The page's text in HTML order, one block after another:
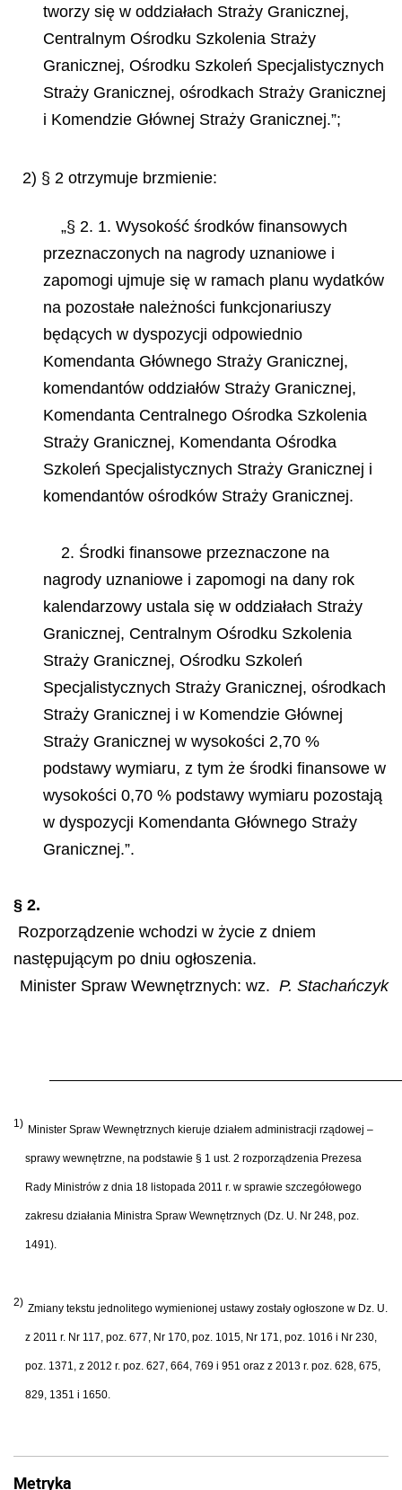
tworzy się w oddziałach Straży Granicznej,
Centralnym Ośrodku Szkolenia Straży
Granicznej, Ośrodku Szkoleń Specjalistycznych
Straży Granicznej, ośrodkach Straży Granicznej
i Komendzie Głównej Straży Granicznej.”;
2) § 2 otrzymuje brzmienie:
„§ 2. 1. Wysokość środków finansowych
przeznaczonych na nagrody uznaniowe i
zapomogi ujmuje się w ramach planu wydatków
na pozostałe należności funkcjonariuszy
będących w dyspozycji odpowiednio
Komendanta Głównego Straży Granicznej,
komendantów oddziałów Straży Granicznej,
Komendanta Centralnego Ośrodka Szkolenia
Straży Granicznej, Komendanta Ośrodka
Szkoleń Specjalistycznych Straży Granicznej i
komendantów ośrodków Straży Granicznej.
2. Środki finansowe przeznaczone na
nagrody uznaniowe i zapomogi na dany rok
kalendarzowy ustala się w oddziałach Straży
Granicznej, Centralnym Ośrodku Szkolenia
Straży Granicznej, Ośrodku Szkoleń
Specjalistycznych Straży Granicznej, ośrodkach
Straży Granicznej i w Komendzie Głównej
Straży Granicznej w wysokości 2,70 %
podstawy wymiaru, z tym że środki finansowe w
wysokości 0,70 % podstawy wymiaru pozostają
w dyspozycji Komendanta Głównego Straży
Granicznej.”.
§ 2.
Rozporządzenie wchodzi w życie z dniem
następującym po dniu ogłoszenia.
Minister Spraw Wewnętrznych: wz. P. Stachańczyk
1) Minister Spraw Wewnętrznych kieruje działem administracji rządowej –
sprawy wewnętrzne, na podstawie § 1 ust. 2 rozporządzenia Prezesa
Rady Ministrów z dnia 18 listopada 2011 r. w sprawie szczegółowego
zakresu działania Ministra Spraw Wewnętrznych (Dz. U. Nr 248, poz.
1491).
2) Zmiany tekstu jednolitego wymienionej ustawy zostały ogłoszone w Dz. U.
z 2011 r. Nr 117, poz. 677, Nr 170, poz. 1015, Nr 171, poz. 1016 i Nr 230,
poz. 1371, z 2012 r. poz. 627, 664, 769 i 951 oraz z 2013 r. poz. 628, 675,
829, 1351 i 1650.
Metryka